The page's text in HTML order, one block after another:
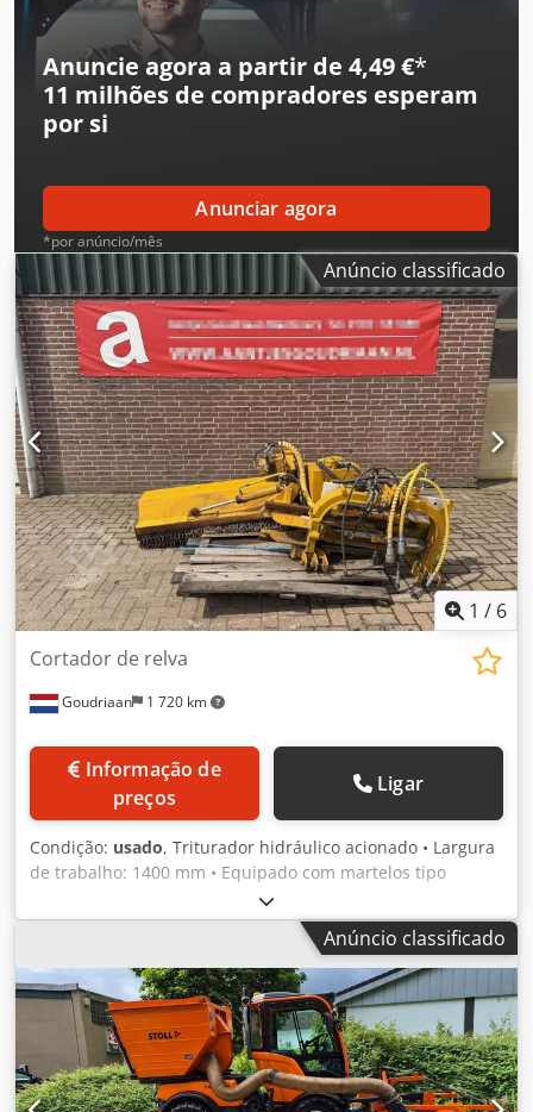
Anuncie agora a partir de 4,49 €*
11 milhões de compradores esperam
por si
Anunciar agora
*por anúncio/mês
Anúncio classificado
1 / 6
Goudriaan 1 720 km
Cortador de relva
preços
Ligar
Condição: usado, Triturador hidráulico acionado • Largura
de trabalho: 1400 mm • Equipado com martelos tipo
martelo Dcsdpfxezipkzs Aqxjk Estado: Usado
Anúncio classificado